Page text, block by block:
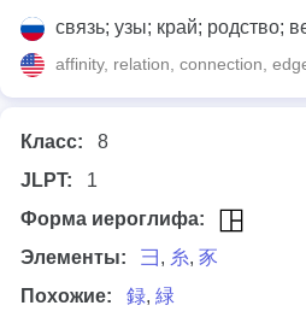
связь; узы; край; родство;
affinity, relation, connection,
Класс:
8
JLPT:
1
Форма иероглифа:
Элементы:
彐 , 糸, 豕
Похожие:
録, 緑